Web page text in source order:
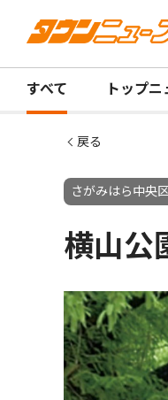
すべて トップニ
戻る
さがみはら中央
横山公